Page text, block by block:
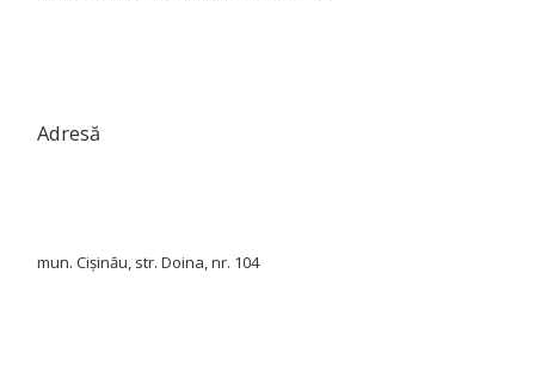
Adresă
mun. Cișinău, str. Doina, nr. 104